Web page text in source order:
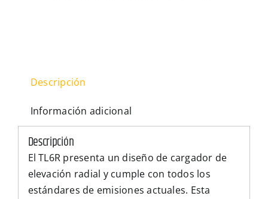
Descripción
Información adicional
Descripción
El TL6R presenta un diseño de cargador de
elevación radial y cumple con todos los
estándares de emisiones actuales. Esta